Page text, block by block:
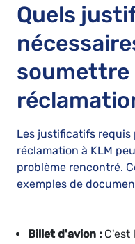
Quels
soumettre
Les justificatifs
réclamation à KLM
problème rencontré.
exemples de
Billet d'avion : C'est